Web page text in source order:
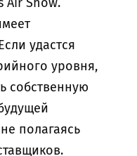
удастся
уровня,
собственную
полагаясь